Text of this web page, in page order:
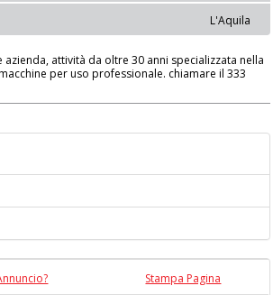
L'Aquila
attività da oltre 30 anni specializzata nella
per uso professionale. chiamare il 333
Stampa Pagina